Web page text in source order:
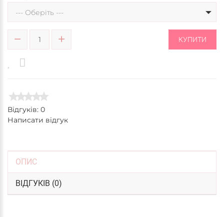
--- Оберіть ---
КУПИТИ
Відгуків: 0
Написати відгук
ОПИС
ВІДГУКІВ (0)